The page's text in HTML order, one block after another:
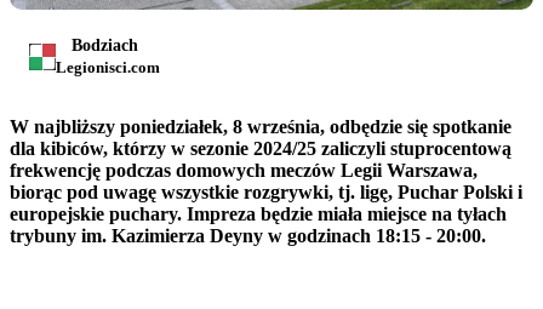
Bodziach
Legionisci.com
W najbliższy poniedziałek, 8 września, odbędzie się spotkanie
dla kibiców, którzy w sezonie 2024/25 zaliczyli stuprocentową
frekwencję podczas domowych meczów Legii Warszawa,
biorąc pod uwagę wszystkie rozgrywki, tj. ligę, Puchar Polski i
europejskie puchary. Impreza będzie miała miejsce na tyłach
trybuny im. Kazimierza Deyny w godzinach 18:15 - 20:00.